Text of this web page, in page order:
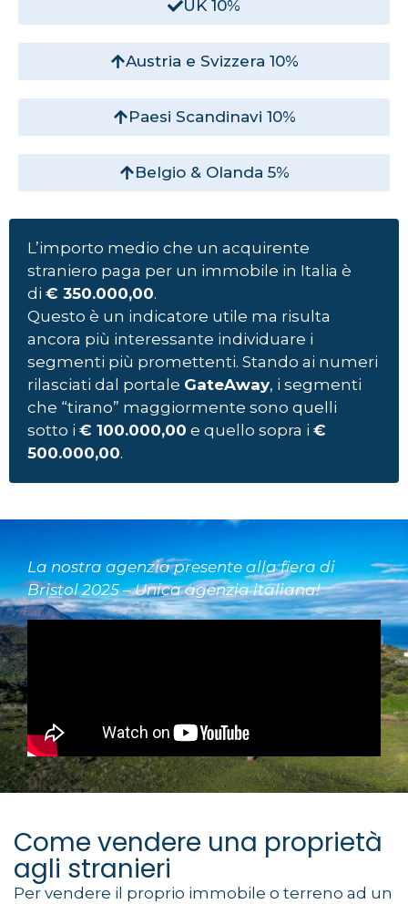
UK 10%
Austria e Svizzera 10%
Paesi Scandinavi 10%
Belgio & Olanda 5%
L’importo medio che un acquirente
straniero paga per un immobile in Italia è
di € 350.000,00.
Questo è un indicatore utile ma risulta
ancora più interessante individuare i
segmenti più promettenti. Stando ai numeri
rilasciati dal portale GateAway, i segmenti
che “tirano” maggiormente sono quelli
sotto i € 100.000,00 e quello sopra i €
500.000,00.
La nostra agenzia presente alla fiera di
Bristol 2025 – Unica agenzia italiana!
Come vendere una proprietà
agli stranieri
Per vendere il proprio immobile o terreno ad un